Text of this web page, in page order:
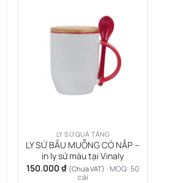
LY SỨ QUÀ TẶNG
LY SỨ BẦU MUỖNG CÓ NẮP –
in ly sứ màu tại Vinaly
150.000 ₫ (Chưa VAT) · MOQ: 50
cái